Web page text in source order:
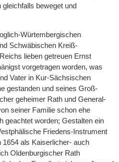
beweget und
Würtembergischen
Schwäbischen Kreiß-
lieben getreuen Ernst
vorgetragen worden, was
Vater in Kur-Sächsischen
gestanden und seines Groß-
geheimer Rath und General-
seiner Familie schon ehe
geachtet worden; Gestalten ein
Friedens-Instrument
als Kaiserlicher- auch
Oldenburgischer Rath